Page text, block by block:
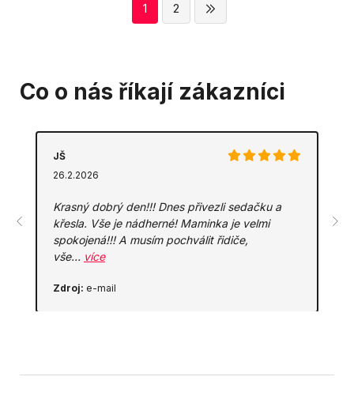
1 2
Co o nás říkají zákazníci
JŠ
26.2.2026
Krasný dobrý den!!! Dnes přivezli sedačku a
křesla. Vše je nádherné! Maminka je velmi
spokojená!!! A musím pochválit řidiče,
vše… více
Zdroj: e-mail